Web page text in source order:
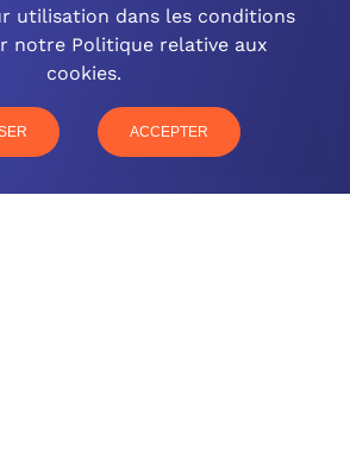
EST
Douce – 51480 Damery
NOUS
utilisation dans les conditions
notre Politique relative aux
cookies.
ACCEPTER